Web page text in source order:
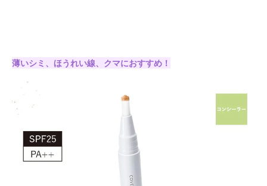
薄いシミ、ほうれい線、クマにおすすめ！